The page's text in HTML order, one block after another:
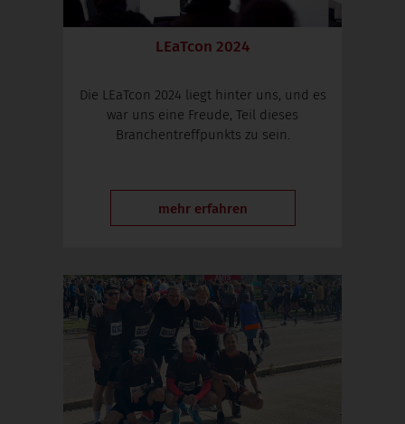
LEaTcon 2024
Die LEaTcon 2024 liegt hinter uns, und es
war uns eine Freude, Teil dieses
Branchentreffpunkts zu sein.
mehr erfahren